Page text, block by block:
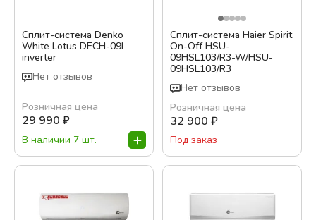
Сплит-система Denko
White Lotus DECH-09I
inverter
Нет отзывов
Розничная цена
29 990 ₽
В наличии 7 шт.
Сплит-система Haier Spirit
On-Off HSU-
09HSL103/R3-W/HSU-
09HSL103/R3
Нет отзывов
Розничная цена
32 900 ₽
Под заказ